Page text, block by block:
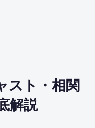
スト・相関
解説